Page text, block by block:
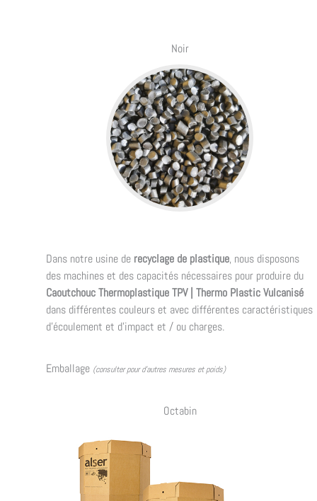
Noir
Dans notre usine de recyclage de plastique, nous disposons
des machines et des capacités nécessaires pour produire du
Caoutchouc Thermoplastique TPV | Thermo Plastic Vulcanisé
dans différentes couleurs et avec différentes caractéristiques
d'écoulement et d'impact et / ou charges.
Emballage (consulter pour d’autres mesures et poids)
Octabin